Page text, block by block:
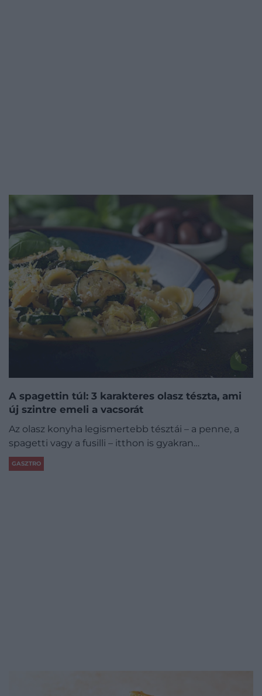
A spagettin túl: 3 karakteres olasz tészta, ami
új szintre emeli a vacsorát
Az olasz konyha legismertebb tésztái – a penne, a
spagetti vagy a fusilli – itthon is gyakran…
GASZTRO